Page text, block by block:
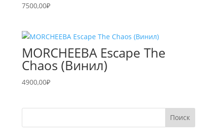
7500,00₽
MORCHEEBA Escape The
Chaos (Винил)
4900,00₽